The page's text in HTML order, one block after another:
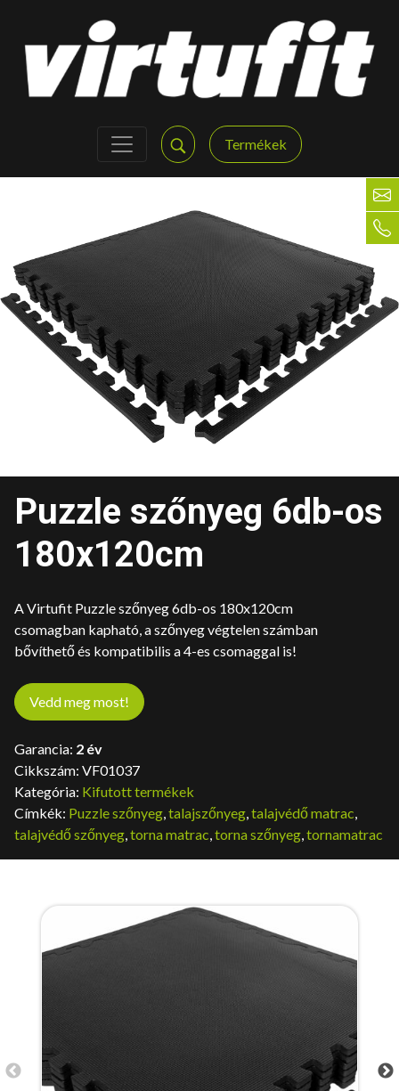
Termékek
Puzzle szőnyeg 6db-os
180x120cm
A Virtufit Puzzle szőnyeg 6db-os 180x120cm
csomagban kapható, a szőnyeg végtelen számban
bővíthető és kompatibilis a 4-es csomaggal is!
Vedd meg most!
Garancia: 2 év
Cikkszám: VF01037
Kategória: Kifutott termékek
Címkék: Puzzle szőnyeg,talajszőnyeg,talajvédő matrac,
talajvédő szőnyeg,torna matrac,torna szőnyeg,tornamatrac